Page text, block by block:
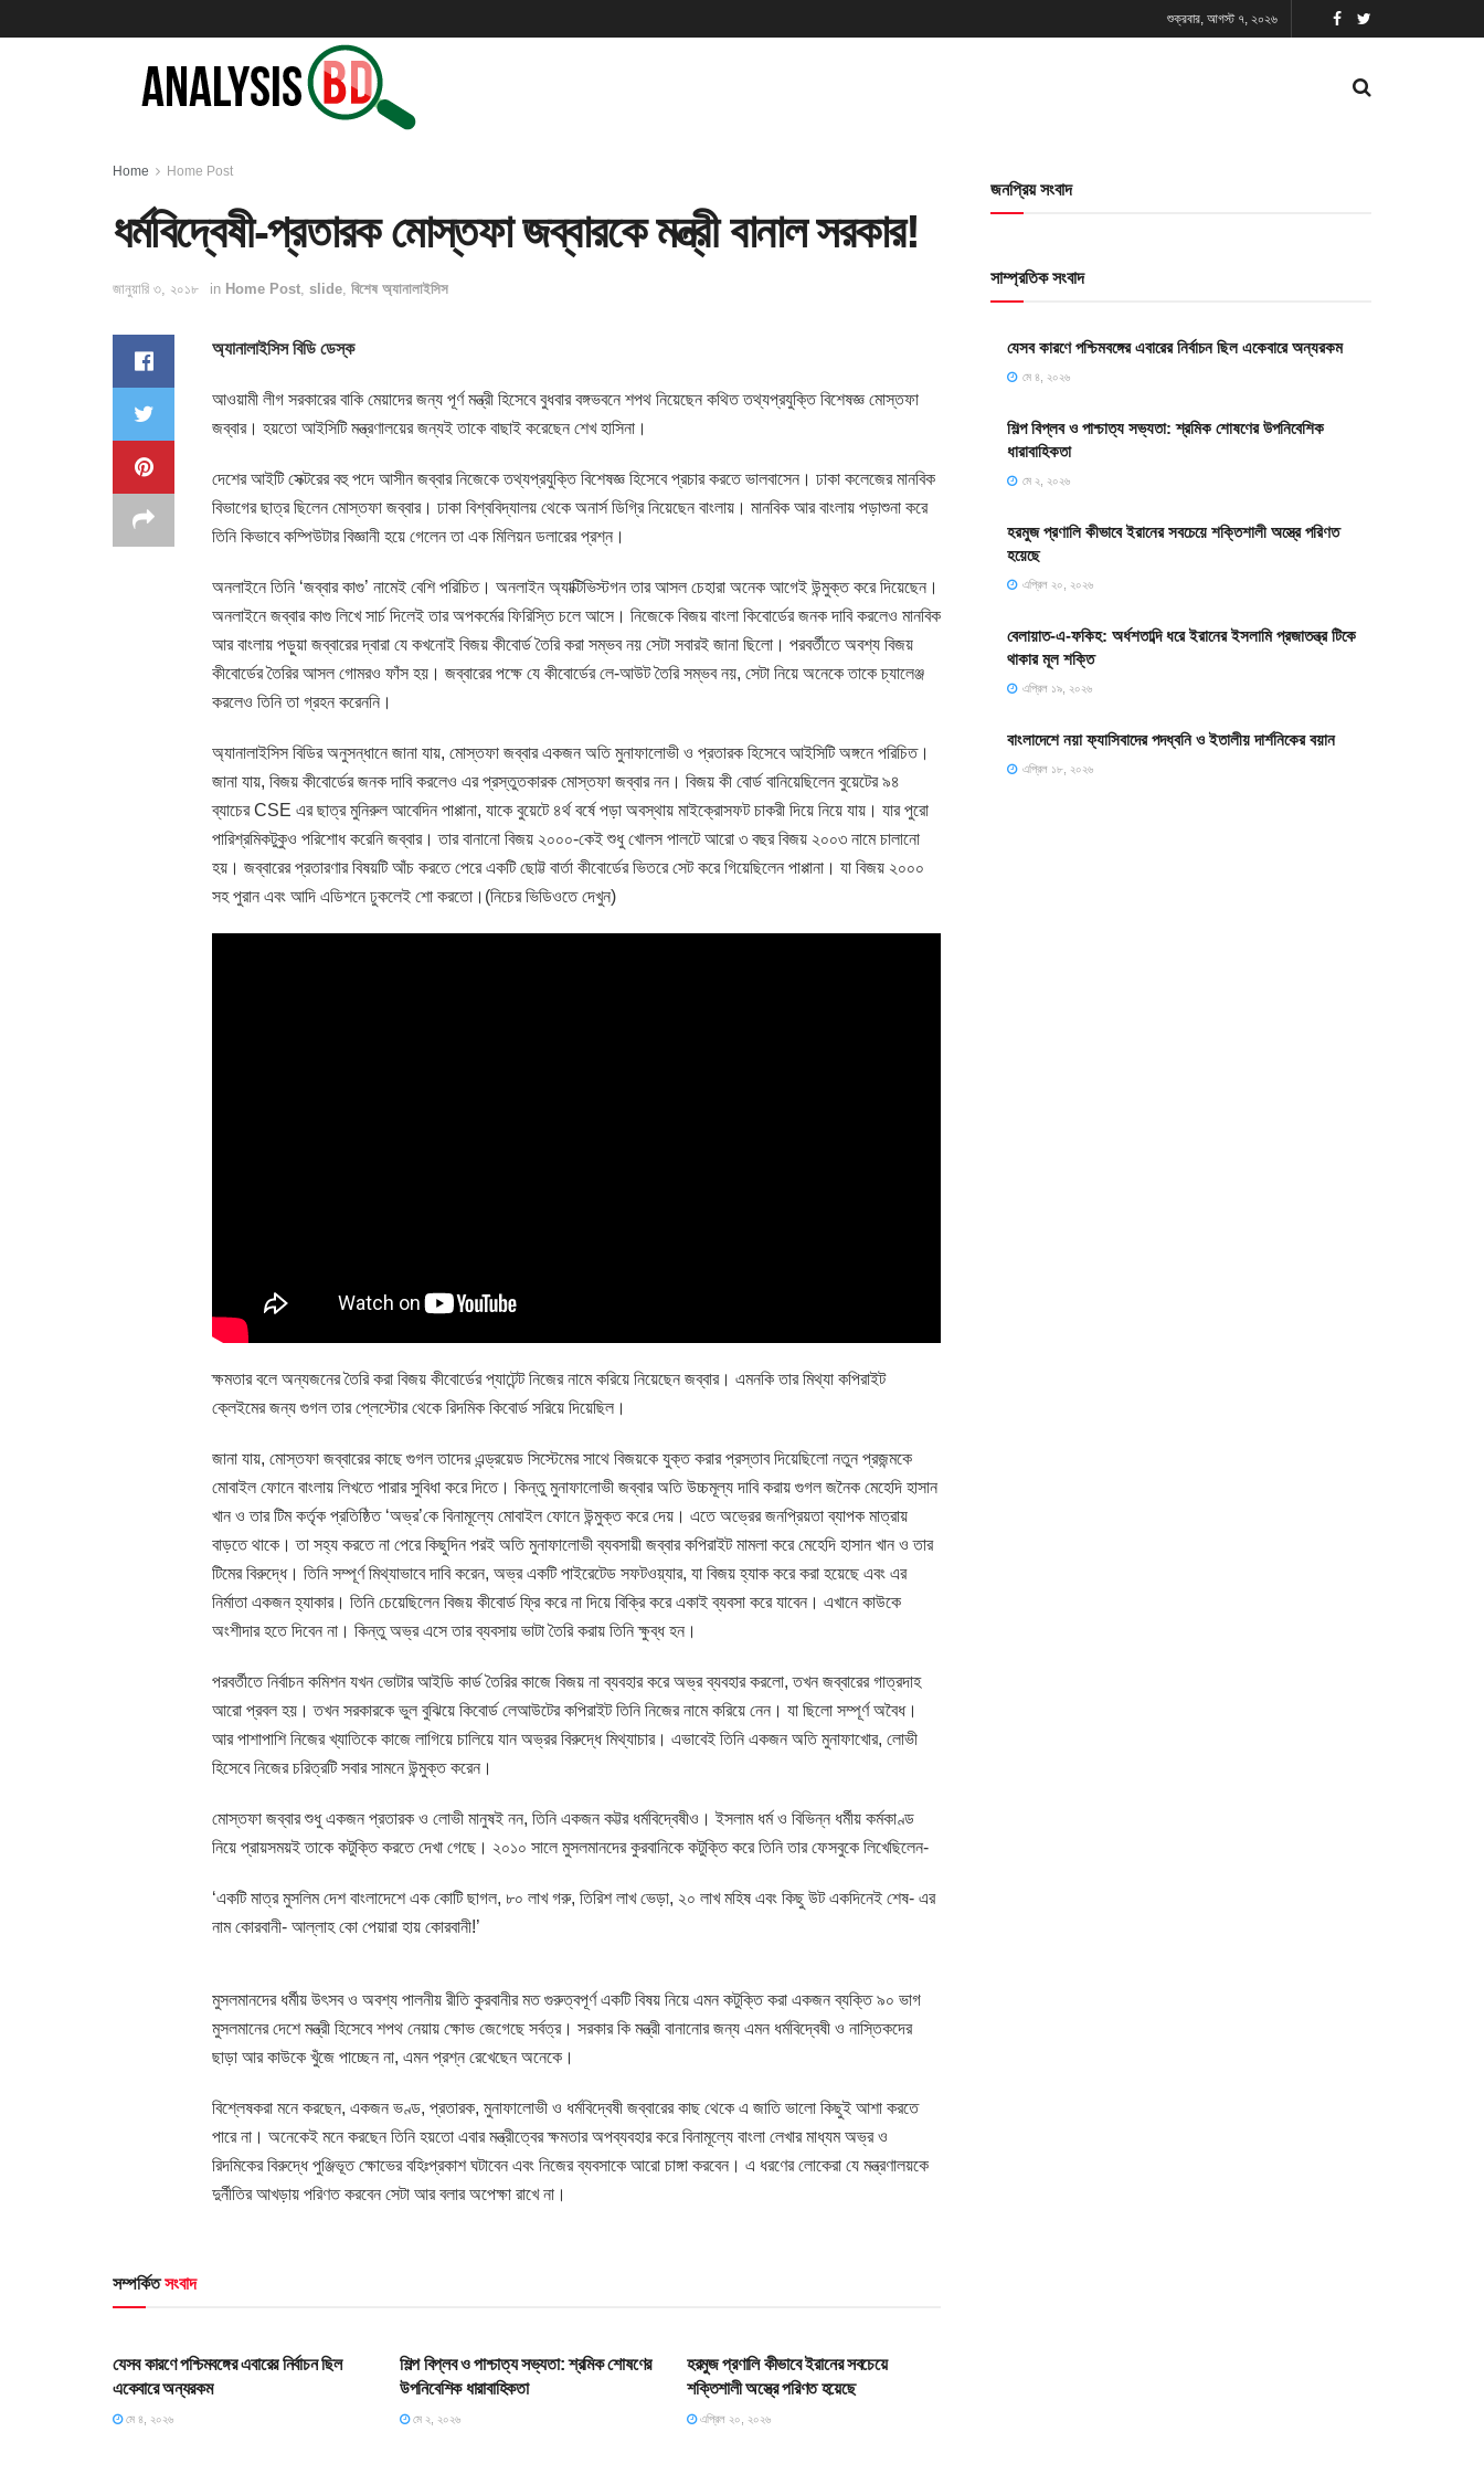
শুক্রবার, আগস্ট ৭, ২০২৬
Home Home Post
ধর্মবিদ্বেষী-প্রতারক মোস্তফা জব্বারকে মন্ত্রী বানাল সরকার!
জানুয়ারি ৩, ২০১৮ in Home Post slide বিশেষ অ্যানালাইসিস
অ্যানালাইসিস বিডি ডেস্ক
আওয়ামী লীগ সরকারের বাকি মেয়াদের জন্য পূর্ণ মন্ত্রী হিসেবে বুধবার বঙ্গভবনে শপথ নিয়েছেন কথিত তথ্যপ্রযুক্তি বিশেষজ্ঞ মোস্তফা
জব্বার। হয়তো আইসিটি মন্ত্রণালয়ের জন্যই তাকে বাছাই করেছেন শেখ হাসিনা।
দেশের আইটি সেক্টরের বহু পদে আসীন জব্বার নিজেকে তথ্যপ্রযুক্তি বিশেষজ্ঞ হিসেবে প্রচার করতে ভালবাসেন। ঢাকা কলেজের মানবিক
বিভাগের ছাত্র ছিলেন মোস্তফা জব্বার। ঢাকা বিশ্ববিদ্যালয় থেকে অনার্স ডিগ্রি নিয়েছেন বাংলায়। মানবিক আর বাংলায় পড়াশুনা করে
তিনি কিভাবে কম্পিউটার বিজ্ঞানী হয়ে গেলেন তা এক মিলিয়ন ডলারের প্রশ্ন।
অনলাইনে তিনি ‘জব্বার কাগু’ নামেই বেশি পরিচিত। অনলাইন অ্যাক্টিভিস্টগন তার আসল চেহারা অনেক আগেই উন্মুক্ত করে দিয়েছেন।
অনলাইনে জব্বার কাগু লিখে সার্চ দিলেই তার অপকর্মের ফিরিস্তি চলে আসে। নিজেকে বিজয় বাংলা কিবোর্ডের জনক দাবি করলেও মানবিক
আর বাংলায় পড়ুয়া জব্বারের দ্বারা যে কখনোই বিজয় কীবোর্ড তৈরি করা সম্ভব নয় সেটা সবারই জানা ছিলো। পরবর্তীতে অবশ্য বিজয়
কীবোর্ডের তৈরির আসল গোমরও ফাঁস হয়। জব্বারের পক্ষে যে কীবোর্ডের লে-আউট তৈরি সম্ভব নয়, সেটা নিয়ে অনেকে তাকে চ্যালেঞ্জ
করলেও তিনি তা গ্রহন করেননি।
অ্যানালাইসিস বিডির অনুসন্ধানে জানা যায়, মোস্তফা জব্বার একজন অতি মুনাফালোভী ও প্রতারক হিসেবে আইসিটি অঙ্গনে পরিচিত।
জানা যায়, বিজয় কীবোর্ডের জনক দাবি করলেও এর প্রস্তুতকারক মোস্তফা জব্বার নন। বিজয় কী বোর্ড বানিয়েছিলেন বুয়েটের ৯৪
ব্যাচের CSE এর ছাত্র মুনিরুল আবেদিন পাপ্পানা, যাকে বুয়েটে ৪র্থ বর্ষে পড়া অবস্থায় মাইক্রোসফট চাকরী দিয়ে নিয়ে যায়। যার পুরো
পারিশ্রমিকটুকুও পরিশোধ করেনি জব্বার। তার বানানো বিজয় ২০০০-কেই শুধু খোলস পালটে আরো ৩ বছর বিজয় ২০০৩ নামে চালানো
হয়। জব্বারের প্রতারণার বিষয়টি আঁচ করতে পেরে একটি ছোট্ট বার্তা কীবোর্ডের ভিতরে সেট করে গিয়েছিলেন পাপ্পানা। যা বিজয় ২০০০
সহ পুরান এবং আদি এডিশনে ঢুকলেই শো করতো।(নিচের ভিডিওতে দেখুন)
ক্ষমতার বলে অন্যজনের তৈরি করা বিজয় কীবোর্ডের প্যাটেন্ট নিজের নামে করিয়ে নিয়েছেন জব্বার। এমনকি তার মিথ্যা কপিরাইট
ক্লেইমের জন্য গুগল তার প্লেস্টোর থেকে রিদমিক কিবোর্ড সরিয়ে দিয়েছিল।
জানা যায়, মোস্তফা জব্বারের কাছে গুগল তাদের এন্ড্রয়েড সিস্টেমের সাথে বিজয়কে যুক্ত করার প্রস্তাব দিয়েছিলো নতুন প্রজন্মকে
মোবাইল ফোনে বাংলায় লিখতে পারার সুবিধা করে দিতে। কিন্তু মুনাফালোভী জব্বার অতি উচ্চমূল্য দাবি করায় গুগল জনৈক মেহেদি হাসান
খান ও তার টিম কর্তৃক প্রতিষ্ঠিত ‘অভ্র’কে বিনামূল্যে মোবাইল ফোনে উন্মুক্ত করে দেয়। এতে অভ্রের জনপ্রিয়তা ব্যাপক মাত্রায়
বাড়তে থাকে। তা সহ্য করতে না পেরে কিছুদিন পরই অতি মুনাফালোভী ব্যবসায়ী জব্বার কপিরাইট মামলা করে মেহেদি হাসান খান ও তার
টিমের বিরুদ্ধে। তিনি সম্পূর্ণ মিথ্যাভাবে দাবি করেন, অভ্র একটি পাইরেটেড সফটওয়্যার, যা বিজয় হ্যাক করে করা হয়েছে এবং এর
নির্মাতা একজন হ্যাকার। তিনি চেয়েছিলেন বিজয় কীবোর্ড ফ্রি করে না দিয়ে বিক্রি করে একাই ব্যবসা করে যাবেন। এখানে কাউকে
অংশীদার হতে দিবেন না। কিন্তু অভ্র এসে তার ব্যবসায় ভাটা তৈরি করায় তিনি ক্ষুব্ধ হন।
পরবর্তীতে নির্বাচন কমিশন যখন ভোটার আইডি কার্ড তৈরির কাজে বিজয় না ব্যবহার করে অভ্র ব্যবহার করলো, তখন জব্বারের গাত্রদাহ
আরো প্রবল হয়। তখন সরকারকে ভুল বুঝিয়ে কিবোর্ড লেআউটের কপিরাইট তিনি নিজের নামে করিয়ে নেন। যা ছিলো সম্পূর্ণ অবৈধ।
আর পাশাপাশি নিজের খ্যাতিকে কাজে লাগিয়ে চালিয়ে যান অভ্রর বিরুদ্ধে মিথ্যাচার। এভাবেই তিনি একজন অতি মুনাফাখোর, লোভী
হিসেবে নিজের চরিত্রটি সবার সামনে উন্মুক্ত করেন।
মোস্তফা জব্বার শুধু একজন প্রতারক ও লোভী মানুষই নন, তিনি একজন কট্টর ধর্মবিদ্বেষীও। ইসলাম ধর্ম ও বিভিন্ন ধর্মীয় কর্মকাণ্ড
নিয়ে প্রায়সময়ই তাকে কটুক্তি করতে দেখা গেছে। ২০১০ সালে মুসলমানদের কুরবানিকে কটুক্তি করে তিনি তার ফেসবুকে লিখেছিলেন-
‘একটি মাত্র মুসলিম দেশ বাংলাদেশে এক কোটি ছাগল, ৮০ লাখ গরু, তিরিশ লাখ ভেড়া, ২০ লাখ মহিষ এবং কিছু উট একদিনেই শেষ- এর
নাম কোরবানী- আল্লাহ কো পেয়ারা হায় কোরবানী!’
মুসলমানদের ধর্মীয় উৎসব ও অবশ্য পালনীয় রীতি কুরবানীর মত গুরুত্বপূর্ণ একটি বিষয় নিয়ে এমন কটুক্তি করা একজন ব্যক্তি ৯০ ভাগ
মুসলমানের দেশে মন্ত্রী হিসেবে শপথ নেয়ায় ক্ষোভ জেগেছে সর্বত্র। সরকার কি মন্ত্রী বানানোর জন্য এমন ধর্মবিদ্বেষী ও নাস্তিকদের
ছাড়া আর কাউকে খুঁজে পাচ্ছেন না, এমন প্রশ্ন রেখেছেন অনেকে।
বিশ্লেষকরা মনে করছেন, একজন ভণ্ড, প্রতারক, মুনাফালোভী ও ধর্মবিদ্বেষী জব্বারের কাছ থেকে এ জাতি ভালো কিছুই আশা করতে
পারে না। অনেকেই মনে করছেন তিনি হয়তো এবার মন্ত্রীত্বের ক্ষমতার অপব্যবহার করে বিনামূল্যে বাংলা লেখার মাধ্যম অভ্র ও
রিদমিকের বিরুদ্ধে পুঞ্জিভূত ক্ষোভের বহিঃপ্রকাশ ঘটাবেন এবং নিজের ব্যবসাকে আরো চাঙ্গা করবেন। এ ধরণের লোকেরা যে মন্ত্রণালয়কে
দুর্নীতির আখড়ায় পরিণত করবেন সেটা আর বলার অপেক্ষা রাখে না।
সম্পর্কিতসংবাদ
যেসব কারণে পশ্চিমবঙ্গের এবারের নির্বাচন ছিল
একেবারে অন্যরকম
মে ৪, ২০২৬
শিল্প বিপ্লব ও পাশ্চাত্য সভ্যতা: শ্রমিক শোষণের
উপনিবেশিক ধারাবাহিকতা
মে ২, ২০২৬
হরমুজ প্রণালি কীভাবে ইরানের সবচেয়ে
শক্তিশালী অস্ত্রে পরিণত হয়েছে
এপ্রিল ২০, ২০২৬
জনপ্রিয় সংবাদ
সাম্প্রতিক সংবাদ
যেসব কারণে পশ্চিমবঙ্গের এবারের নির্বাচন ছিল একেবারে অন্যরকম
মে ৪, ২০২৬
শিল্প বিপ্লব ও পাশ্চাত্য সভ্যতা: শ্রমিক শোষণের উপনিবেশিক
ধারাবাহিকতা
মে ২, ২০২৬
হরমুজ প্রণালি কীভাবে ইরানের সবচেয়ে শক্তিশালী অস্ত্রে পরিণত
হয়েছে
এপ্রিল ২০, ২০২৬
বেলায়াত-এ-ফকিহ: অর্ধশতাব্দি ধরে ইরানের ইসলামি প্রজাতন্ত্র টিকে
থাকার মূল শক্তি
এপ্রিল ১৯, ২০২৬
বাংলাদেশে নয়া ফ্যাসিবাদের পদধ্বনি ও ইতালীয় দার্শনিকের বয়ান
এপ্রিল ১৮, ২০২৬